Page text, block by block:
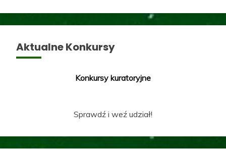
Aktualne Konkursy
Konkursy kuratoryjne
Sprawdź i weź udział!